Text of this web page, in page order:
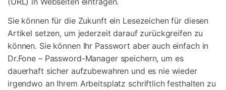
Sie können für die Zukunft ein Lesezeichen für diesen
Artikel setzen, um jederzeit darauf zurückgreifen zu
können. Sie können Ihr Passwort aber auch einfach in
Dr.Fone – Password-Manager speichern, um es
dauerhaft sicher aufzubewahren und es nie wieder
irgendwo an Ihrem Arbeitsplatz schriftlich festhalten zu